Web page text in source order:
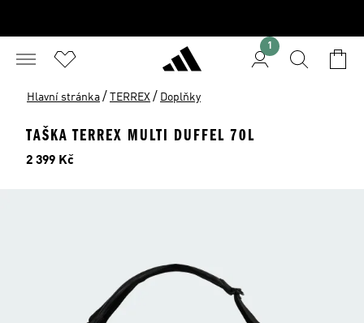
1
Hlavní stránka / TERREX / Doplňky
TAŠKA TERREX MULTI DUFFEL 70L
Cena
2 399 Kč